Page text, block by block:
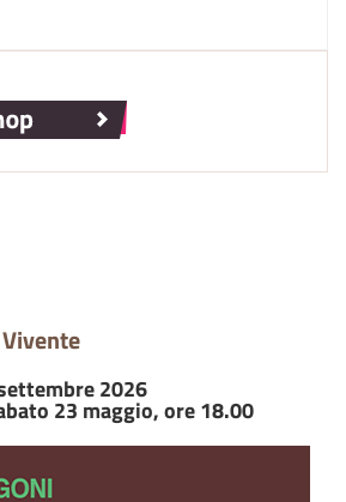
2026
23 maggio, ore 18.00